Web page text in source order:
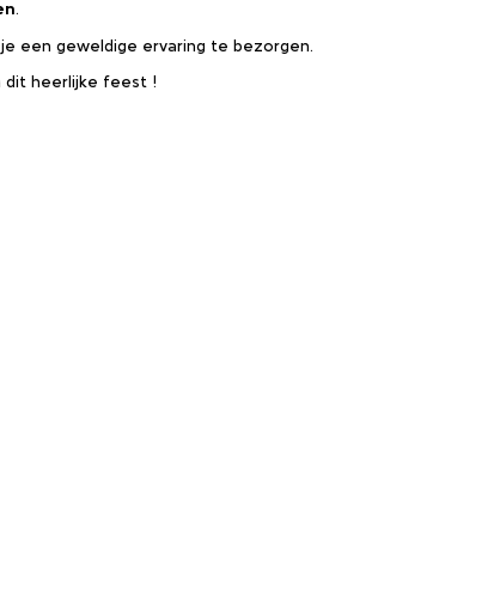
.
een geweldige ervaring te bezorgen.
dit heerlijke feest !